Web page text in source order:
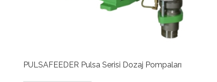
PULSAFEEDER Pulsa Serisi Dozaj Pompaları